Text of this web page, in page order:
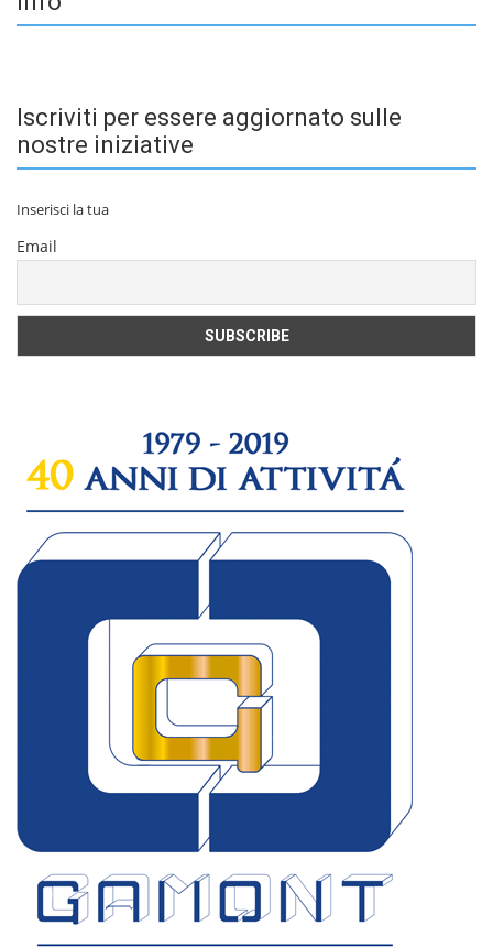
Iscriviti per essere aggiornato sulle
nostre iniziative
Inserisci la tua
Email